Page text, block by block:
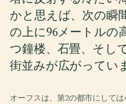
かと思えば、次の瞬
の上に96メートルの
つ鐘楼、石畳、そし
街並みが広がってい
オーフスは、第2の都市にして